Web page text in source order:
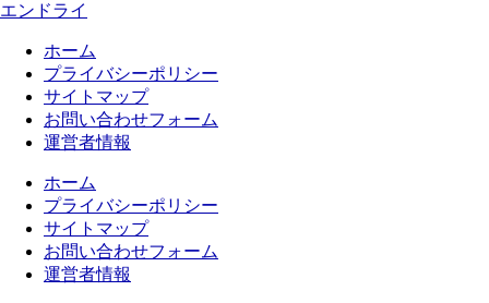
エンドライ
ホーム
プライバシーポリシー
サイトマップ
お問い合わせフォーム
運営者情報
ホーム
プライバシーポリシー
サイトマップ
お問い合わせフォーム
運営者情報